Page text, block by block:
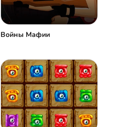
Войны Мафии